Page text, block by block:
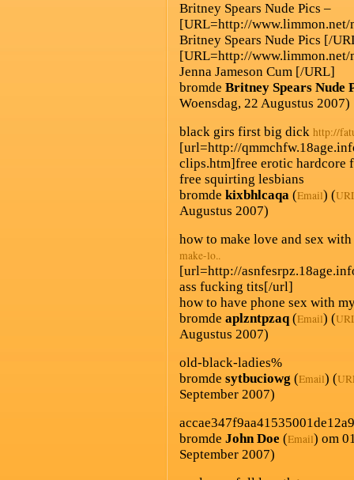
Britney Spears Nude Pics –
[URL=http://
Britney Spears Nude Pics [/
[URL=http://
Jenna Jameson Cum [/URL]
bromde Britney Spears Nude
Woensdag, 22 Augustus 2007)
black girs first big dick http://
[url=http://
clips.htm]free erotic
free squirting lesbians
bromde kixbhlcaqa (Email) (
Augustus 2007)
how to make love and sex
make-lo..
[url=http://
ass fucking tits[/url]
how to have phone sex with
bromde aplzntpzaq (Email) (
Augustus 2007)
old-black-ladies%
bromde sytbuciowg (Email) (
September 2007)
bromde John Doe (Email) om
September 2007)